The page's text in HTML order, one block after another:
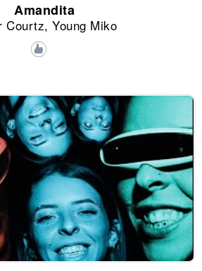
Amandita
Courtz, Young Miko